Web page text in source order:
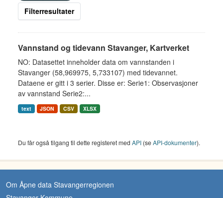
Filterresultater
Vannstand og tidevann Stavanger, Kartverket
NO: Datasettet inneholder data om vannstanden i
Stavanger (58,969975, 5,733107) med tidevannet.
Dataene er gitt i 3 serier. Disse er: Serie1: Observasjoner
av vannstand Serie2:...
text JSON CSV XLSX
Du får også tilgang til dette registeret med API (seAPI-dokumenter).
Om Åpne data Stavangerregionen